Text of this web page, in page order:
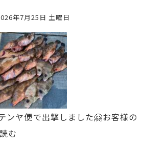
年7月25日 土曜日
ンヤ便で出撃しました🤗お客様の
む